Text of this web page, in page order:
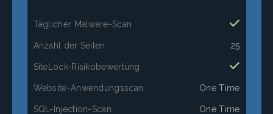
Täglicher Malware-Scan
Anzahl der Seiten 25
SiteLock-Risikobewertung
Website-Anwendungsscan One Time
SQL-Injection-Scan One Time